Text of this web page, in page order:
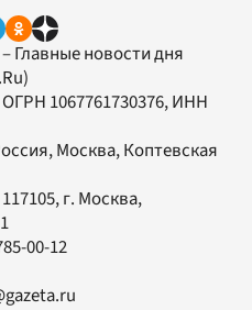
Главные новости дня
ОГРН 1067761730376, ИНН
Москва, Коптевская
117105, г. Москва,
00-12